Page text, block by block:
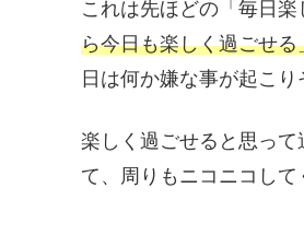
これは先ほどの「毎日楽
ら今日も楽しく過ごせ
日は何か嫌な事が起こ
楽しく過ごせると思っ
て、周りもニコニコして